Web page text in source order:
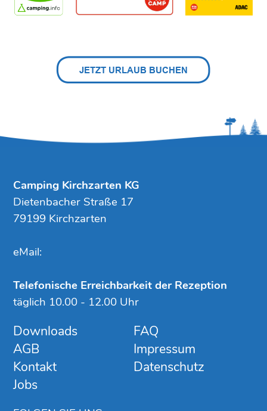
Downloads
AGB
Kontakt
Jobs
FAQ
Impressum
Datenschutz
Camping Kirchzarten KG
Dietenbacher Straße 17
79199 Kirchzarten
eMail:
Telefonische Erreichbarkeit der Rezeption
täglich 10.00 - 12.00 Uhr